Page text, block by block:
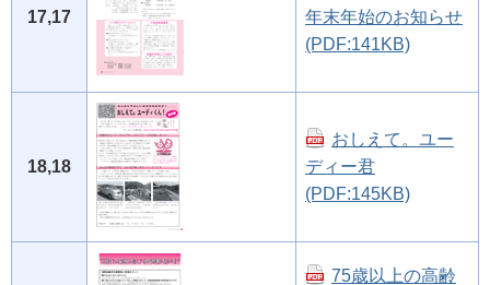
17,17
年末年始のお知らせ
(PDF:141KB)
18,18
おしえて。ユー
ディー君
(PDF:145KB)
75歳以上の高齢